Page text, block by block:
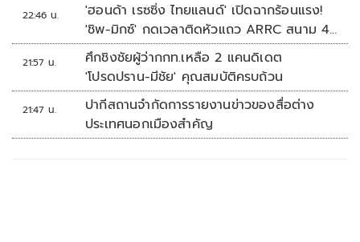
22:46 น.
'ฮอนด้า เรซซิ่ง ไทยแลนด์' เปิดฉากร้อนแรง!
'ชิพ-มิกซ์' กดเวลาติดหัวแถว ARRC สนาม 4
ที่มัลดาลิกา
21:57 น.
ศึกชิงชัยผู้ว่ากกท.เหลือ 2 แคนดิเดต
'โปรดปราน-มีชัย' คุณสมบัติครบถ้วน
21:47 น.
ปากีสถานจำกัดการรายงานข่าวของสื่อต่าง
ประเทศนอกเมืองสำคัญ